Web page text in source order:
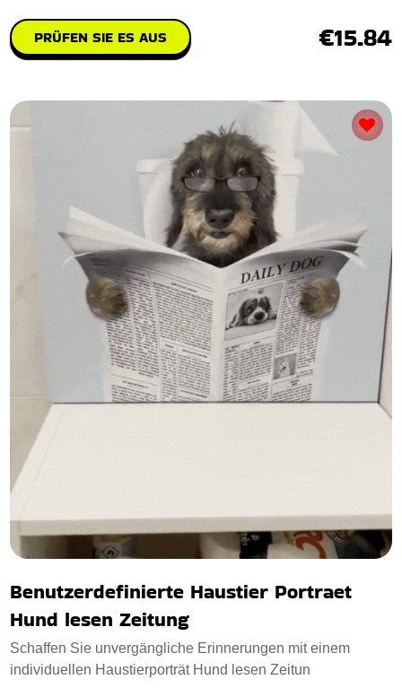
PRÜFEN SIE ES AUS €15.84
Benutzerdefinierte Haustier Portraet
Hund lesen Zeitung
Schaffen Sie unvergängliche Erinnerungen mit einem
individuellen Haustierporträt Hund lesen Zeitun